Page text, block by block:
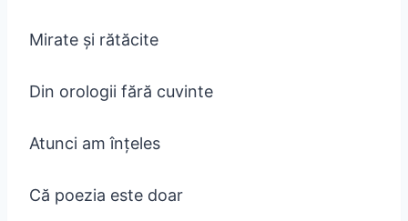
Mirate și rătăcite
Din orologii fără cuvinte
Atunci am înțeles
Că poezia este doar